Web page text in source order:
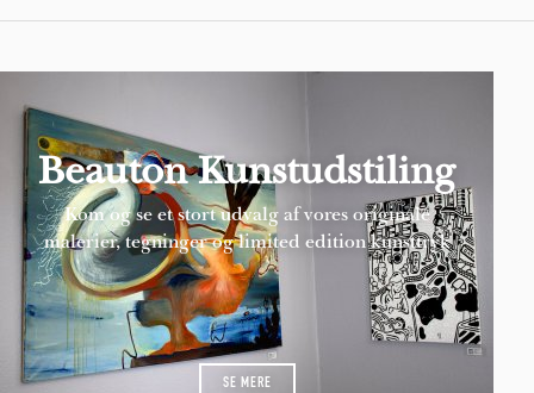
Beauton Kunstudstiling
Kom og se et stort udvalg af vores originale
malerier, tegninger og limited edition kunsttryk
SE MERE